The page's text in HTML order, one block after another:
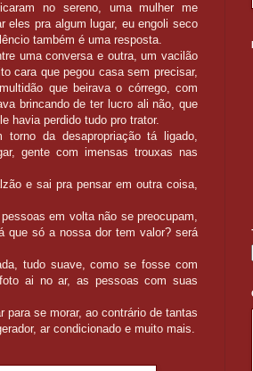
no sereno, uma mulher me
eles pra algum lugar, eu engoli seco
também é uma resposta.
uma conversa e outra, um vacilão
cara que pegou casa sem precisar,
que beirava o córrego, com
brincando de ter lucro ali não, que
havia perdido tudo pro trator.
da desapropriação tá ligado,
gente com imensas trouxas nas
e sai pra pensar em outra coisa,
em volta não se preocupam,
que só a nossa dor tem valor? será
tudo suave, como se fosse com
ai no ar, as pessoas com suas
se morar, ao contrário de tantas
ar condicionado e muito mais.